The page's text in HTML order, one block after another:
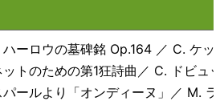
ハーロウの墓碑銘 Op.164 ／ C. ケッ
ットのための第1狂詩曲／ C. ドビュ
パールより「オンディーヌ」／ M. ラ